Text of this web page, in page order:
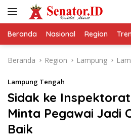
Beranda Nasional Region
Beranda Region Lampung
Lampung Tengah
Sidak ke
Minta Pegawai Jadi
Baik